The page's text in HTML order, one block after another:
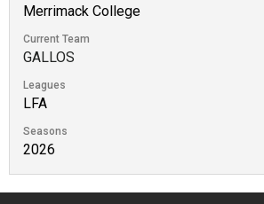
Merrimack College
Current Team
GALLOS
Leagues
LFA
Seasons
2026